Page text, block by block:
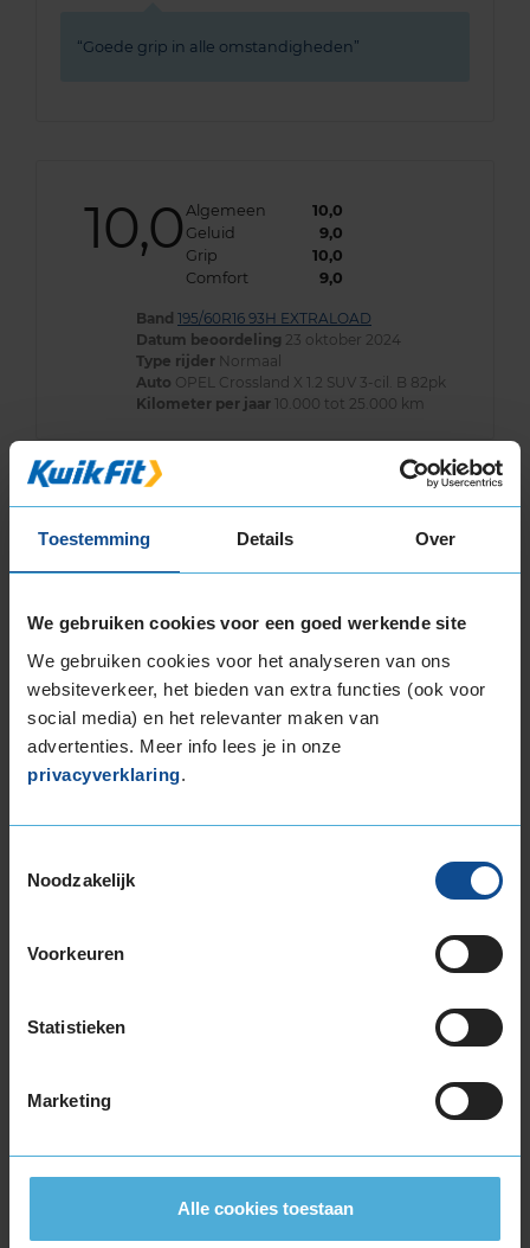
Toestemming Details Over
We gebruiken cookies voor een goed werkende site
We gebruiken cookies voor het analyseren van ons
websiteverkeer, het bieden van extra functies (ook voor
social media) en het relevanter maken van
advertenties. Meer info lees je in onze
privacyverklaring.
Noodzakelijk
Voorkeuren
Statistieken
Marketing
Alle cookies toestaan
Goede grip in alle omstandigheden
10,0 Algemeen
10,0
Geluid
9,0
Grip
10,0
Comfort
9,0
Band 195/60R16 93H EXTRALOAD
Datum beoordeling 23 oktober 2024
Type rijder Normaal
Auto OPEL Crossland X 1.2 SUV 3-cil. B 82pk
Kilometer per jaar 10.000 tot 25.000 km
9,0
8,0
Grip
9,0
195/60R16 93H EXTRALOAD
Datum beoordeling13 juni 2024
Auto PEUGEOT 2008 1.2 THP SUV 3-cil. B 110pk
Kilometer per jaar10.000 tot 25.000 km
prima in orde.
8,0
Type rijder